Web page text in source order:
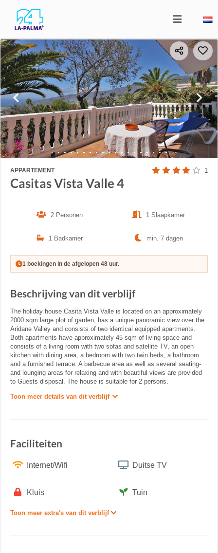
APPARTEMENT 1
Casitas Vista Valle 4
2 Personen 1 Slaapkamer
1 Badkamer min. 7 dagen
1 boekingen in de afgelopen 48 uur.
Beschrijving van dit verblijf
The holiday house Casita Vista Valle is located on an approximately
2000 sqm large plot of garden, has a unique panoramic view over the
Aridane Valley and consists of two identical equipped apartments.
Both apartments have approximately 45 sqm of living space and
consists of a living room with two sofas and satellite TV, an open
kitchen with dining area, a bedroom with two twin beds, a bathroom
and a furnished terrace. A barbecue area as well as several seating-
and lounging areas for relaxing and with beautiful views are provided
to Guests disposal. The house is suitable for 2 persons.
Toon meer details van dit verblijf
Faciliteiten
Internet/Wifi Duitse TV
Kluis Tuin
Toon meer extra's van dit verblijf